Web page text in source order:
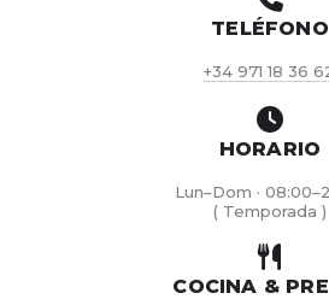
TELÉFONO
+34 971 18 36
HORARIO
Lun–Dom ·
( Temporada )
COCINA &